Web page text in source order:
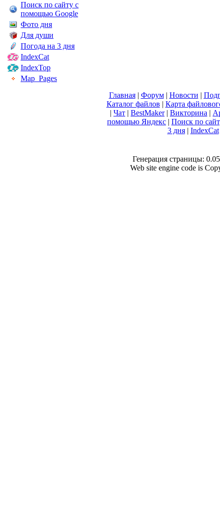
Поиск по сайту с
помощью Google
Фото дня
Для души
Погода на 3 дня
IndexCat
IndexTop
Map_Pages
Главная| Форум| Новости |
Каталог файлов | Карта
| Чат | BestMaker| Викторина |
помощью Яндекс | Поиск по
3 дня| IndexCat
Генерация страницы:
Web site engine code is